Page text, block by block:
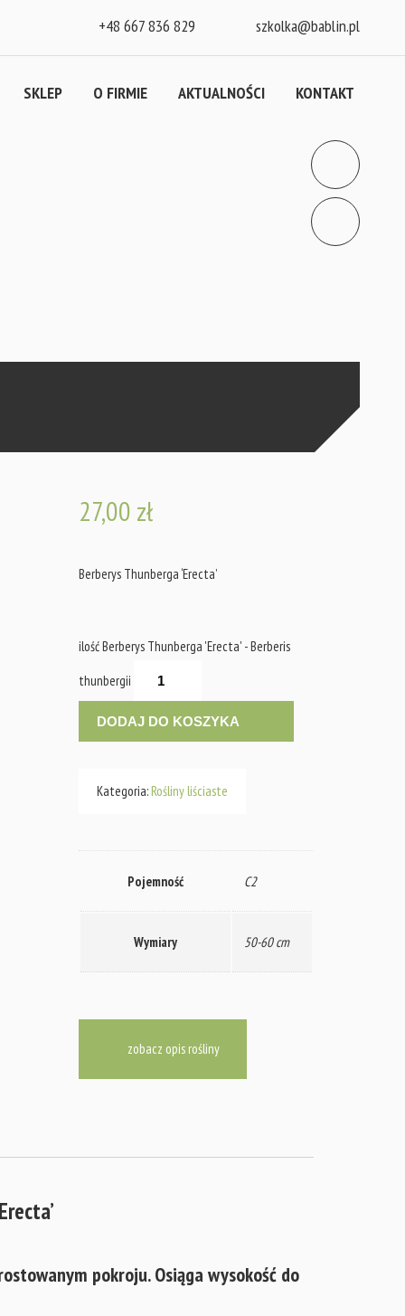
+48 667 836 829 szkolka@bablin.pl
SKLEP O FIRMIE AKTUALNOŚCI KONTAKT
27,00 zł
Berberys Thunberga ‘Erecta’
ilość Berberys Thunberga 'Erecta' - Berberis
thunbergii
DODAJ DO KOSZYKA
Kategoria:Rośliny liściaste
Pojemność C2
Wymiary 50-60 cm
zobacz opis rośliny
pokroju. Osiąga wysokość do